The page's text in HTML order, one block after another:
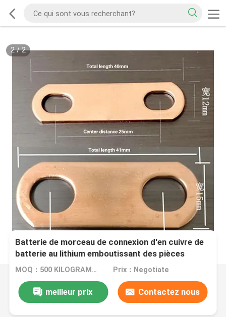
2/2
Batterie de morceau de connexion d'en cuivre de
batterie au lithium emboutissant des pièces
MOQ：500 KILOGRAMMES Prix：Negotiate
meilleur prix Contactez nous